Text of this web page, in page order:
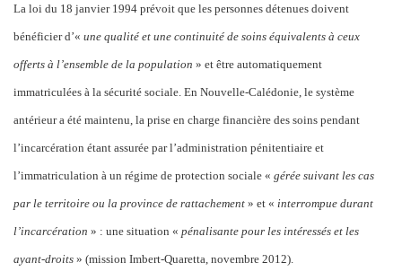
La loi du 18 janvier 1994 prévoit que les personnes détenues doivent
bénéficier d’« une qualité et une continuité de soins équivalents à ceux
offerts à l’ensemble de la population » et être automatiquement
immatriculées à la sécurité sociale. En Nouvelle-Calédonie, le système
antérieur a été maintenu, la prise en charge financière des soins pendant
l’incarcération étant assurée par l’administration pénitentiaire et
l’immatriculation à un régime de protection sociale « gérée suivant les cas
par le territoire ou la province de rattachement » et « interrompue durant
l’incarcération » : une situation « pénalisante pour les intéressés et les
ayant-droits » (mission Imbert-Quaretta, novembre 2012).